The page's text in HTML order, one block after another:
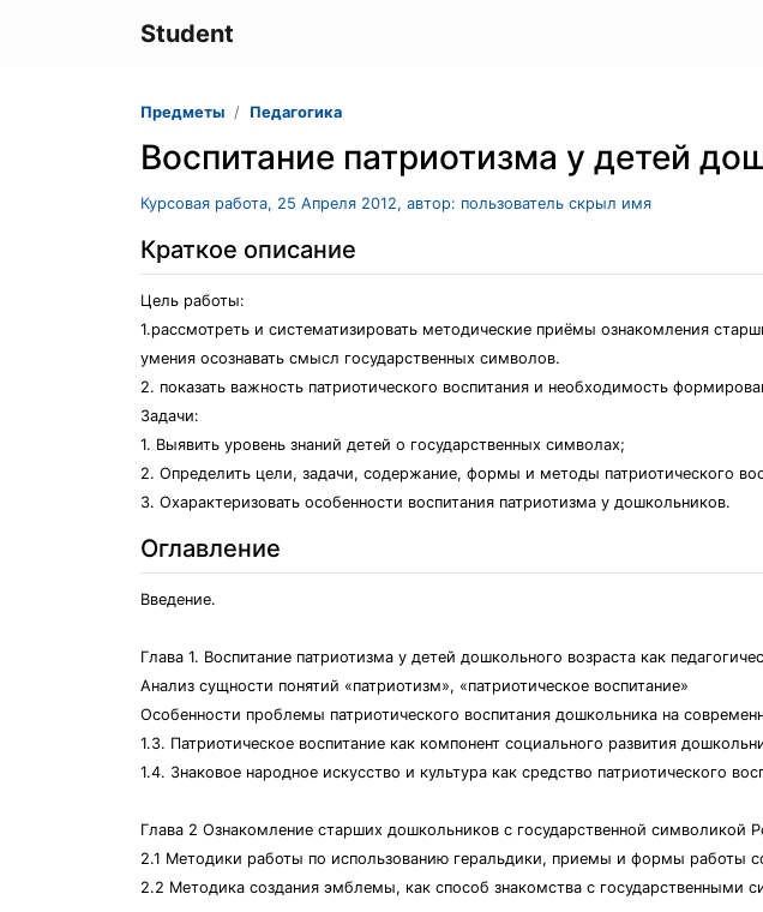
Student
Предметы Педагогика
Воспитание патриотизма у детей
Курсовая работа, 25 Апреля 2012, автор: пользователь скрыл имя
Краткое описание
Цель работы:
1.рассмотреть и систематизировать методические приёмы ознакомления
умения осознавать смысл государственных символов.
2. показать важность патриотического воспитания и необходимость
Задачи:
1. Выявить уровень знаний детей о государственных символах;
2. Определить цели, задачи, содержание, формы и методы патриотического
3. Охарактеризовать особенности воспитания патриотизма у дошкольников.
Оглавление
Введение.
Глава 1. Воспитание патриотизма у детей дошкольного возраста как
Анализ сущности понятий «патриотизм», «патриотическое воспитание»
Особенности проблемы патриотического воспитания дошкольника на
1.3. Патриотическое воспитание как компонент социального развития
1.4. Знаковое народное искусство и культура как средство патриотического
Глава 2 Ознакомление старших дошкольников с государственной символикой
2.1 Методики работы по использованию геральдики, приемы и формы работы
2.2 Методика создания эмблемы, как способ знакомства с государственными